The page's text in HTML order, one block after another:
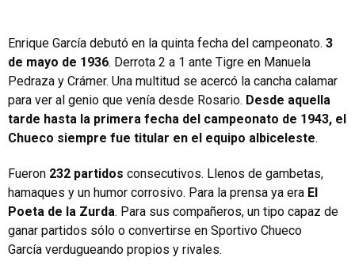
Enrique García debutó en la quinta fecha del campeonato. 3
de mayo de 1936. Derrota 2 a 1 ante Tigre en Manuela
Pedraza y Crámer. Una multitud se acercó la cancha calamar
para ver al genio que venía desde Rosario. Desde aquella
tarde hasta la primera fecha del campeonato de 1943, el
Chueco siempre fue titular en el equipo albiceleste.
Fueron 232 partidos consecutivos. Llenos de gambetas,
hamaques y un humor corrosivo. Para la prensa ya era El
Poeta de la Zurda. Para sus compañeros, un tipo capaz de
ganar partidos sólo o convertirse en Sportivo Chueco
García verdugueando propios y rivales.